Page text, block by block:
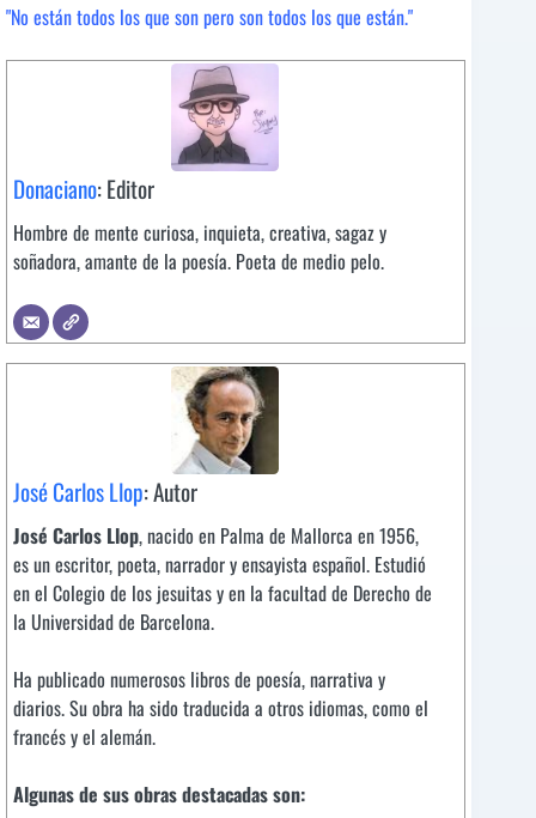
"No están todos los que son pero son todos los que están."
Donaciano: Editor
Hombre de mente curiosa, inquieta, creativa, sagaz y
soñadora, amante de la poesía. Poeta de medio pelo.
José Carlos Llop: Autor
José Carlos Llop, nacido en Palma de Mallorca en 1956,
es un escritor, poeta, narrador y ensayista español. Estudió
en el Colegio de los jesuitas y en la facultad de Derecho de
la Universidad de Barcelona.
Ha publicado numerosos libros de poesía, narrativa y
diarios. Su obra ha sido traducida a otros idiomas, como el
francés y el alemán.
Algunas de sus obras destacadas son: